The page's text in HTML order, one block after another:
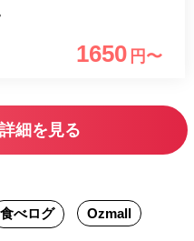
1650 円〜
細を見る
食べログ Ozmall